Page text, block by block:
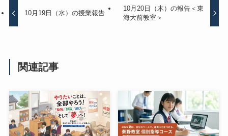
10月19日（水）の授業報告
10月20日（木）の報告＜東
海大前教室＞
関連記事